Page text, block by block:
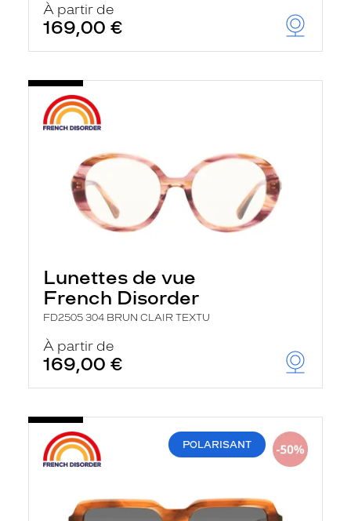
À partir de
169,00 €
Lunettes de vue
French Disorder
FD2505 304 BRUN CLAIR TEXTU
À partir de
169,00 €
POLARISANT